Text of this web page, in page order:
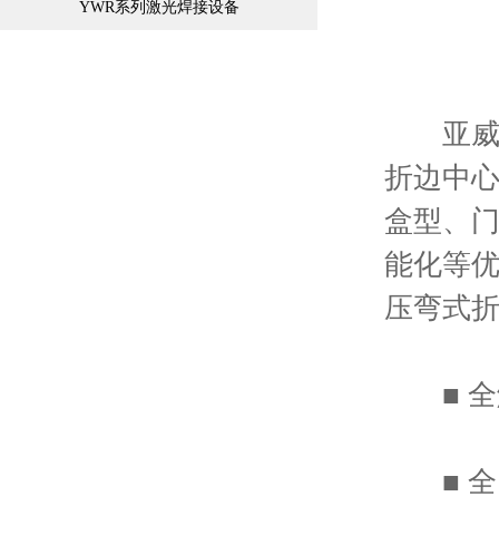
YWR系列激光焊接设备
亚威基
折边中
盒型、
能化等
压弯式
■ 全触
■ 全自